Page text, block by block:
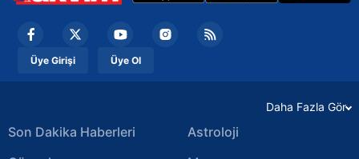
Üye Girişi Üye Ol
Daha Fazla Gör
Son Dakika Haberleri
Astroloji